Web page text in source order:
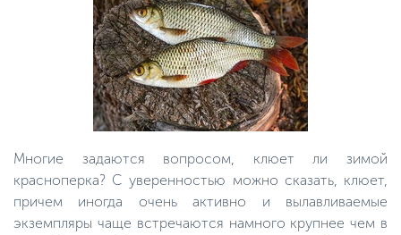
Многие задаются вопросом, клюет ли зимой
красноперка? С уверенностью можно сказать, клюет,
причем иногда очень активно и вылавливаемые
экземпляры чаще встречаются намного крупнее чем в